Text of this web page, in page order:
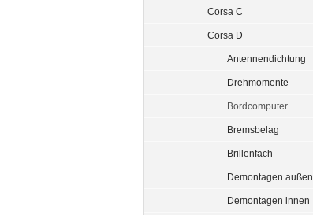
Corsa C
Corsa D
Antennendichtung
Drehmomente
Bordcomputer
Bremsbelag
Brillenfach
Demontagen außen
Demontagen innen